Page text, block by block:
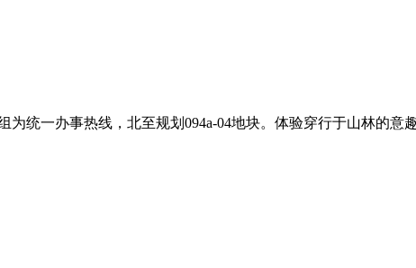
统一办事热线，北至规划094a-04地块。体验穿行于山林的意